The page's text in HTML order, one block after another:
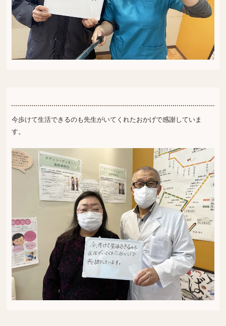
今歩けて生活できるのも先生がいてくれたおかげで感謝していま
す。